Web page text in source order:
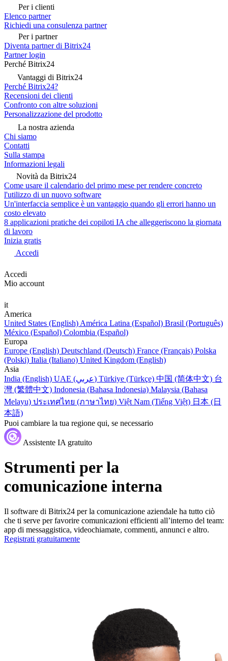
Per i clienti
Elenco partner
Richiedi una consulenza partner
Per i partner
Diventa partner di Bitrix24
Partner login
Perché Bitrix24
Vantaggi di Bitrix24
Perché Bitrix24?
Recensioni dei clienti
Confronto con altre soluzioni
Personalizzazione del prodotto
La nostra azienda
Chi siamo
Contatti
Sulla stampa
Informazioni legali
Novità da Bitrix24
Come usare il calendario del primo mese per rendere concreto
l'utilizzo di un nuovo software
Un'interfaccia semplice è un vantaggio quando gli errori hanno un
costo elevato
8 applicazioni pratiche dei copiloti IA che alleggeriscono la giornata
di lavoro
Inizia gratis
Accedi
Accedi
Mio account
it
America
United States (English) América Latina (Español) Brasil (Português)
México (Español) Colombia (Español)
Europa
Europe (English) Deutschland (Deutsch) France (Français) Polska
(Polski) Italia (Italiano) United Kingdom (English)
Asia
India (English)
UAE (عربي) Türkiye (Türkçe) 中国 (简体中文) 台
灣 (繁體中文) Indonesia (Bahasa Indonesia) Malaysia (Bahasa
Melayu) ประเทศไทย (ภาษาไทย) Việt Nam (Tiếng Việt) 日本 (日
本語)
Puoi cambiare la tua regione qui, se necessario
Assistente IA gratuito
Strumenti per la
comunicazione interna
Il software di Bitrix24 per la comunicazione aziendale ha tutto ciò
che ti serve per favorire comunicazioni efficienti all’interno del team:
app di messaggistica, videochiamate, commenti, annunci e altro.
Registrati gratuitamente